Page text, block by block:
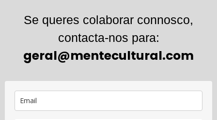
Se queres colaborar connosco,
contacta-nos para:
geral@mentecultural.com